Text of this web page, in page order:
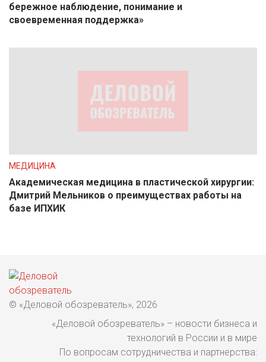
бережное наблюдение, понимание и
своевременная поддержка»
МЕДИЦИНА
Академическая медицина в пластической хирургии:
Дмитрий Мельников о преимуществах работы на
базе ИПХИК
© «Деловой обозреватель», 2026
«Деловой обозреватель» – новости бизнеса и
технологий в России и в мире
По вопросам сотрудничества и партнерства: